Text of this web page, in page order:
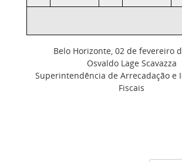
Belo Horizonte, 02 de fevereiro
Osvaldo Lage Scavazza
Superintendência de Arrecadação e
Fiscais